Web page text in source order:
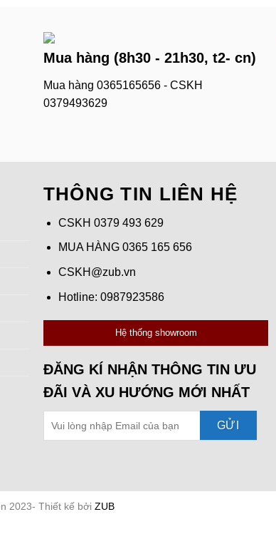
Mua hàng (8h30 - 21h30, t2- cn)
Mua hàng 0365165656- CSKH
0379493629
THÔNG TIN LIÊN HỆ
CSKH 0379 493 629
MUA HÀNG 0365 165 656
CSKH@zub.vn
Hotline: 0987923586
Hệ thống showroom
ĐĂNG KÍ NHẬN THÔNG TIN ƯU
ĐÃI VÀ XU HƯỚNG MỚI NHẤT
2023- Thiết kế bởi ZUB